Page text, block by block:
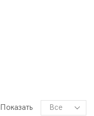
Показать